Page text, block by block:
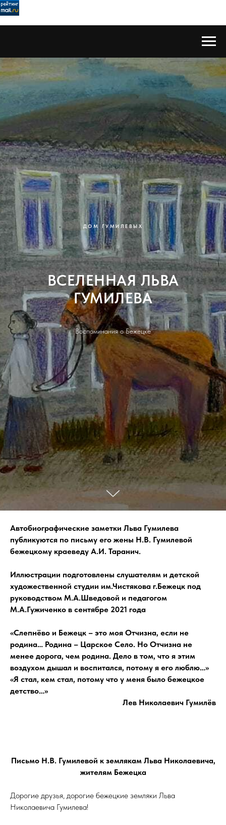
ДОМ ГУМИЛЕВЫХ
ВСЕЛЕННАЯ ЛЬВА
ГУМИЛЕВА
Воспоминания о Бежецке
Автобиографические заметки Льва Гумилева
публикуются по письму его жены Н.В. Гумилевой
бежецкому краеведу А.И. Таранич.
Иллюстрации подготовлены слушателям и детской
художественной студии им.Чистякова г.Бежецк под
руководством М.А.Шведовой и педагогом
М.А.Гужиченко в сентябре 2021 года
«Слепнёво и Бежецк – это моя Отчизна, если не
родина… Родина – Царское Село. Но Отчизна не
менее дорога, чем родина. Дело в том, что я этим
воздухом дышал и воспитался, потому я его люблю…»
«Я стал, кем стал, потому что у меня было бежецкое
детство…»
Лев Николаевич Гумилёв
Письмо Н.В. Гумилевой к землякам Льва Николаевича,
жителям Бежецка
Дорогие друзья, дорогие бежецкие земляки Льва
Николаевича Гумилева!